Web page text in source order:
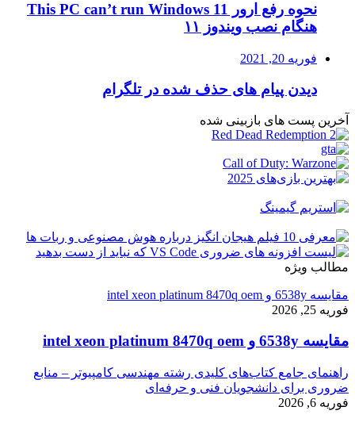
نحوه رفع ارور This PC can’t run Windows 11
هنگام نصب ویندوز ۱۱
فوریه 20, 2021
دیدن پیام های حذف شده در تلگرام
آخرین پست های بازبینی شده
مطالب ویژه
مقایسه 6538y و intel xeon platinum 8470q oem
فوریه 25, 2026
مقایسه 6538y و intel xeon platinum 8470q oem
راهنمای جامع کتاب‌های کلیدی رشته مهندسی کامپیوتر – منابع
ضروری برای دانشجویان فنی و حرفه‌ای
فوریه 6, 2026